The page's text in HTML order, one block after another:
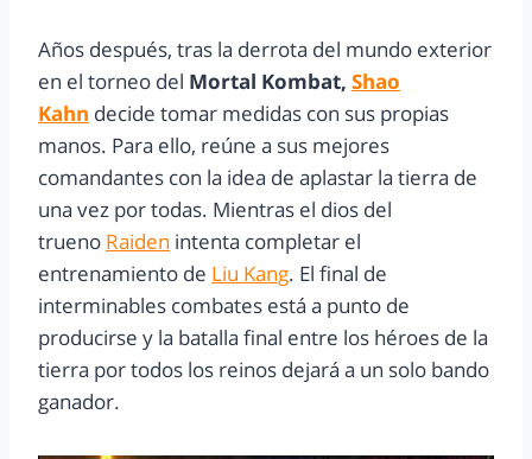
Años después, tras la derrota del mundo exterior
en el torneo del Mortal Kombat, Shao
Kahn decide tomar medidas con sus propias
manos. Para ello, reúne a sus mejores
comandantes con la idea de aplastar la tierra de
una vez por todas. Mientras el dios del
trueno Raiden intenta completar el
entrenamiento de Liu Kang. El final de
interminables combates está a punto de
producirse y la batalla final entre los héroes de la
tierra por todos los reinos dejará a un solo bando
ganador.